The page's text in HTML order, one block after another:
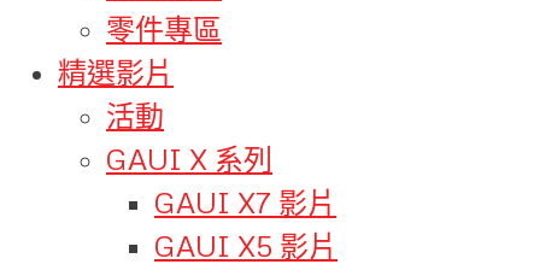
零件專區
精選影片
活動
GAUI X 系列
GAUI X7 影片
GAUI X5 影片